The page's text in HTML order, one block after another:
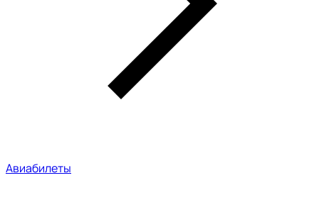
Авиабилеты